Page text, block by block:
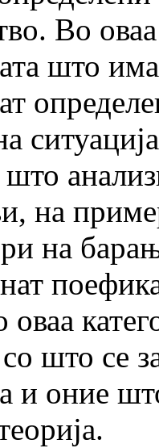
Во
што
што
на
на
што се
и оние